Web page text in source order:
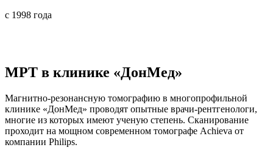
с 1998 года
МРТ в клинике «ДонМед»
Магнитно-резонансную томографию в многопрофильной
клинике «ДонМед» проводят опытные врачи-рентгенологи,
многие из которых имеют ученую степень. Сканирование
проходит на мощном современном томографе Achieva от
компании Philips.